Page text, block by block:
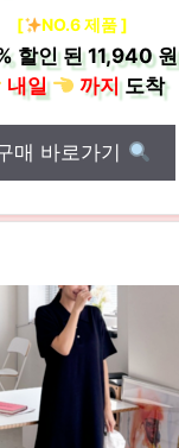
[ NO.6 제품 ]
할인 된11,940 원
내일
까지도착
매 바로가기